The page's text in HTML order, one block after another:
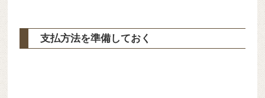
支払方法を準備しておく